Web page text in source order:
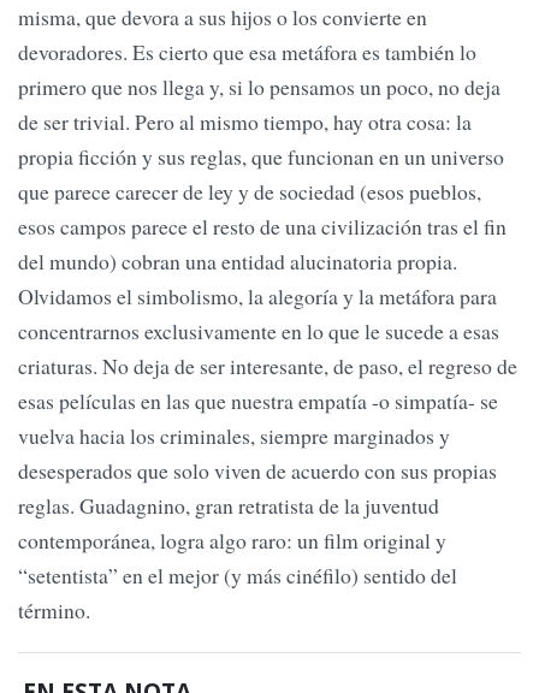
misma, que devora a sus hijos o los convierte en
devoradores. Es cierto que esa metáfora es también lo
primero que nos llega y, si lo pensamos un poco, no deja
de ser trivial. Pero al mismo tiempo, hay otra cosa: la
propia ficción y sus reglas, que funcionan en un universo
que parece carecer de ley y de sociedad (esos pueblos,
esos campos parece el resto de una civilización tras el fin
del mundo) cobran una entidad alucinatoria propia.
Olvidamos el simbolismo, la alegoría y la metáfora para
concentrarnos exclusivamente en lo que le sucede a esas
criaturas. No deja de ser interesante, de paso, el regreso de
esas películas en las que nuestra empatía -o simpatía- se
vuelva hacia los criminales, siempre marginados y
desesperados que solo viven de acuerdo con sus propias
reglas. Guadagnino, gran retratista de la juventud
contemporánea, logra algo raro: un film original y
“setentista” en el mejor (y más cinéfilo) sentido del
término.